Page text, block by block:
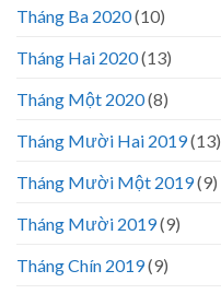
Tháng Ba 2020(10)
Tháng Hai 2020(13)
Tháng Một 2020(8)
Tháng Mười Hai 2019(13)
Tháng Mười Một 2019(9)
Tháng Mười 2019(9)
Tháng Chín 2019(9)